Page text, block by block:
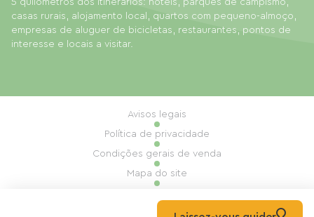
5 quilómetros dos itinerários: hotéis, parques de campismo,
casas rurais, alojamento local, quartos com pequeno-almoço,
empresas de aluguer de bicicletas, restaurantes, pontos de
interesse e locais a visitar.
Avisos legais
Política de privacidade
Condições gerais de venda
Mapa do site
Realização: Mill, Privas